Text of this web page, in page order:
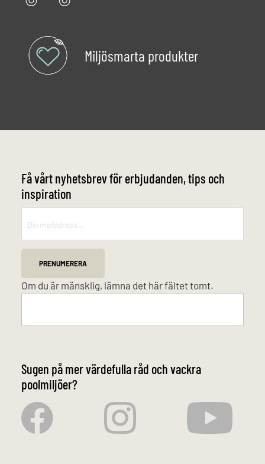
Miljösmarta produkter
Få vårt nyhetsbrev för erbjudanden, tips och
inspiration
PRENUMERERA
Om du är mänsklig, lämna det här fältet tomt.
Sugen på mer värdefulla råd och vackra
poolmiljöer?